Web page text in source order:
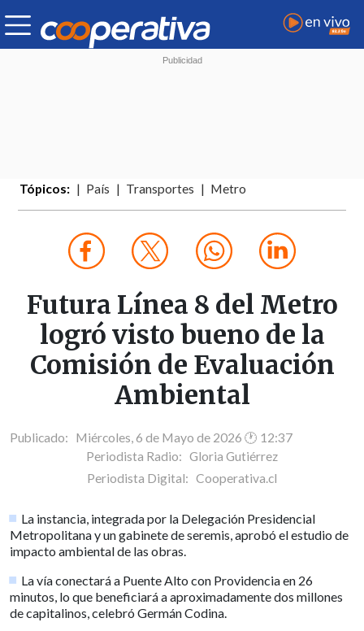
Tópicos: País Transportes Metro
Futura Línea 8 del Metro
logró visto bueno de la
Comisión de Evaluación
Ambiental
Publicado: Miércoles, 6 de Mayo de 2026 🕐 12:37
Periodista Radio: Gloria Gutiérrez
Periodista Digital: Cooperativa.cl
La instancia, integrada por la Delegación Presidencial
Metropolitana y un gabinete de seremis, aprobó el estudio de
impacto ambiental de las obras.
La vía conectará a Puente Alto con Providencia en 26
minutos, lo que beneficiará a aproximadamente dos millones
de capitalinos, celebró Germán Codina.